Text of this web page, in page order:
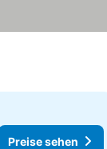
Preise sehen